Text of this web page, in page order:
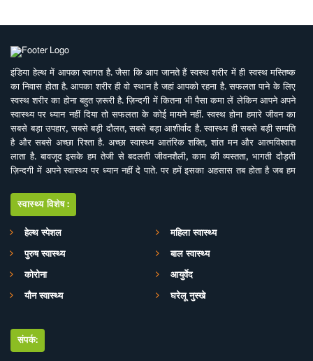
इंडिया हेल्थ में आपका स्वागत है. जैसा कि आप जानते हैं स्वस्थ शरीर में ही स्वस्थ मस्तिष्क
का निवास होता है. आपका शरीर ही वो स्थान है जहां आपको रहना है. सफलता पाने के लिए
स्वस्थ शरीर का होना बहुत ज़रूरी है. ज़िन्दगी में कितना भी पैसा कमा लें लेकिन आपने अपने
स्वास्थ्य पर ध्यान नहीं दिया तो सफलता के कोई मायने नहीं. स्वस्थ होना हमारे जीवन का
सबसे बड़ा उपहार, सबसे बड़ी दौलत, सबसे बड़ा आशीर्वाद है. स्वास्थ्य ही सबसे बड़ी सम्पति
है और सबसे अच्छा रिश्ता है. अच्छा स्वास्थ्य आतंरिक शक्ति, शांत मन और आत्मविश्वाश
लाता है. बावजूद इसके हम तेजी से बदलती जीवनशैली, काम की व्यस्तता, भागती दौड़ती
ज़िन्दगी में अपने स्वास्थ्य पर ध्यान नहीं दे पाते. पर हमें इसका अहसास तब होता है जब हम
सर्वे सन्तु निरामया की परिकल्पना को साकार करने के मकसद से इस डिजिटल मीडिया
प्लेटफाॅर्म की परिकल्पना की गई है. जहां स्वास्थ्य विशेषज्ञों के साथ पत्रकारों, शोधकर्ताओं,
चिकित्सकों की एक बेहतर टीम विभिन्न बीमारियों और उनके इलाज, विशेषज्ञों की राय, नवीन
जागरूकता के ​मिशन के साथ आपसे जुड़ रही है. जिसका मकसद सिर्फ और सिर्फ आपको
स्वास्थ्य सूचना और जानकारी प्रदान करना है. उम्मीद ही नहीं पूरा भरोसा है आप पूरी
सावधानी के साथ स्वास्थ्य से जुड़ी जानकारियां द इंडिया हेल्थ के मार्फत प्राप्त करेंगेे और
बिना चिकित्सकीय सलाह या हेल्थ एक्सपर्ट के परामर्श के इनका अनुसरण करने से भी बचेंगे.
स्वास्थ्य विशेष:
हेल्थ स्पेशल
महिला स्वास्थ्य
पुरुष स्वास्थ्य
बाल स्वास्थ्य
कोरोना
आयुर्वेद
यौन स्वास्थ्य
घरेलू नुस्खे
संपर्क: